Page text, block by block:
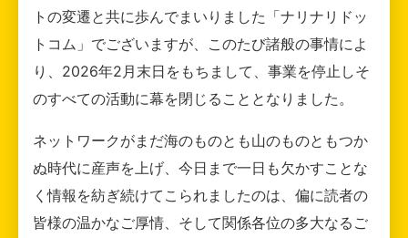
トの変遷と共に歩んでまいりました「ナリナリドッ
トコム」でございますが、このたび諸般の事情によ
り、2026年2月末日をもちまして、事業を停止しそ
のすべての活動に幕を閉じることとなりました。
ネットワークがまだ海のものとも山のものともつか
ぬ時代に産声を上げ、今日まで一日も欠かすことな
く情報を紡ぎ続けてこられましたのは、偏に読者の
皆様の温かなご厚情、そして関係各位の多大なるご